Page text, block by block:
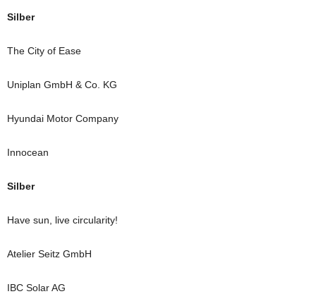
Silber
The City of Ease
Uniplan GmbH & Co. KG
Hyundai Motor Company
Innocean
Silber
Have sun, live circularity!
Atelier Seitz GmbH
IBC Solar AG